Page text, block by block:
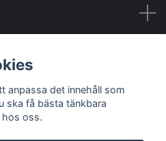
anpassa det innehåll som
ska få bästa tänkbara
hos oss.